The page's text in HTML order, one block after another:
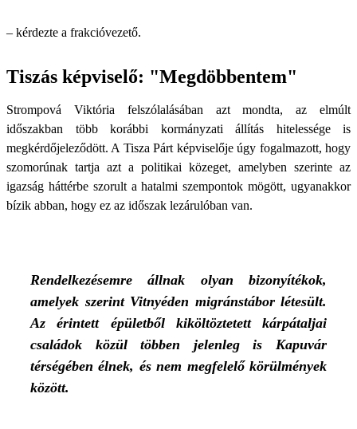
– kérdezte a frakcióvezető.
Tiszás képviselő: "Megdöbbentem"
Strompová Viktória felszólalásában azt mondta, az elmúlt
időszakban több korábbi kormányzati állítás hitelessége is
megkérdőjeleződött. A Tisza Párt képviselője úgy fogalmazott, hogy
szomorúnak tartja azt a politikai közeget, amelyben szerinte az
igazság háttérbe szorult a hatalmi szempontok mögött, ugyanakkor
bízik abban, hogy ez az időszak lezárulóban van.
Rendelkezésemre állnak olyan bizonyítékok,
amelyek szerint Vitnyéden migránstábor létesült.
Az érintett épületből kiköltöztetett kárpátaljai
családok közül többen jelenleg is Kapuvár
térségében élnek, és nem megfelelő körülmények
között.